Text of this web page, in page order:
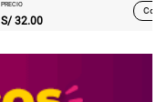
PRECIO
S/ 32.00